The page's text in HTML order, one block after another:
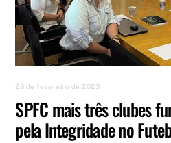
28 de fevereiro de 2023
SPFC mais três clubes
pela Integridade no